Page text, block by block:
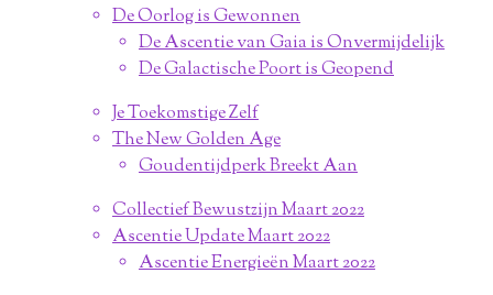
De Oorlog is Gewonnen
De Ascentie van Gaia is Onvermijdelijk
De Galactische Poort is Geopend
Je Toekomstige Zelf
The New Golden Age
Goudentijdperk Breekt Aan
Collectief Bewustzijn Maart 2022
Ascentie Update Maart 2022
Ascentie Energieën Maart 2022